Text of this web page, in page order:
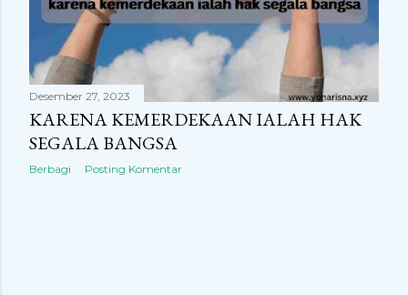
i
n
g
Desember 27, 2023
KARENA KEMERDEKAAN IALAH HAK
SEGALA BANGSA
Berbagi Posting Komentar